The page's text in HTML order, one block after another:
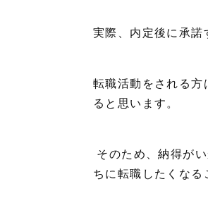
実際、内定後に承諾
転職活動をされる
ると思います。
そのため、納得が
ちに転職したくな